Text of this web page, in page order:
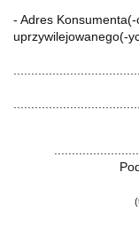
- Adres
uprzywilejowanego(-